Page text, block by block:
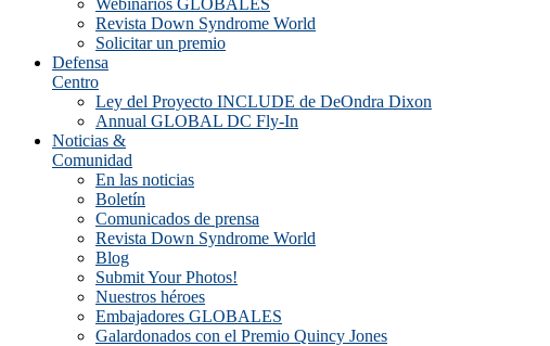
Webinarios GLOBALES
Revista Down Syndrome World
Solicitar un premio
Defensa
Centro
Ley del Proyecto INCLUDE de DeOndra Dixon
Annual GLOBAL DC Fly-In
Noticias &
Comunidad
En las noticias
Boletín
Comunicados de prensa
Revista Down Syndrome World
Blog
Submit Your Photos!
Nuestros héroes
Embajadores GLOBALES
Galardonados con el Premio Quincy Jones